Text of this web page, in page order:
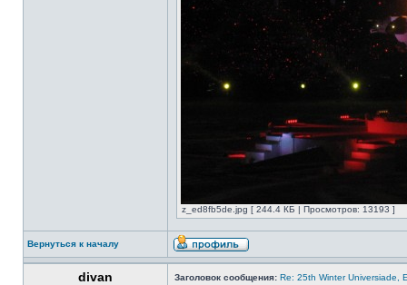
z_ed8fb5de.jpg [ 244.4 КБ | Просмотров: 13193 ]
Вернуться к началу
divan Заголовок сообщения: Re: 25th Winter Universiade,